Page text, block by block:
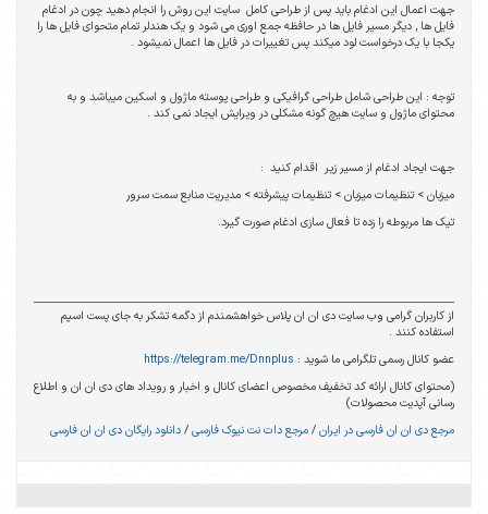
جهت اعمال این ادغام باید پس از طراحی کامل سایت این روش را انجام دهید چون در ادغام
فایل ها , دیگر مسیر فایل ها در حافظه جمع اوری می شود و یک هندلر تمام متحوای فایل ها را
یکجا با یک درخواست لود میکند پس تغییرات در فایل ها اعمال نمیشود .
توجه : این طراحی شامل طراحی گرافیکی و طراحی پوسته ماژول و اسکین میباشد و به
محتوای ماژول و سایت هیچ گونه مشکلی در ویرایش ایجاد نمی کند .
جهت ایجاد ادغام از مسیر زیر اقدام کنید :
میزبان > تنظیمات میزبان > تنظیمات پیشرفته > مدیریت منابع سمت سرور
تیک ها مربوطه را زده تا فعال سازی ادغام صورت گیرد.
از کاربران گرامی وب سایت دی ان ان پلاس خواهشمندم از دگمه تشکر به جای پست اسپم
استفاده کنند .
عضو کانال رسمی تلگرامی ما شوید : https://telegram.me/Dnnplus
(محتوای کانال ارائه کد تخفیف مخصوص اعضای کانال و اخبار و رویداد های دی ان ان و اطلاع
رسانی آپدیت محصولات)
مرجع دی ان ان فارسی در ایران/مرجع دات نت نیوک فارسی/دانلود رایگان دی ان ان فارسی